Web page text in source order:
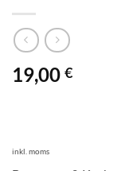
19,00 €
inkl. moms